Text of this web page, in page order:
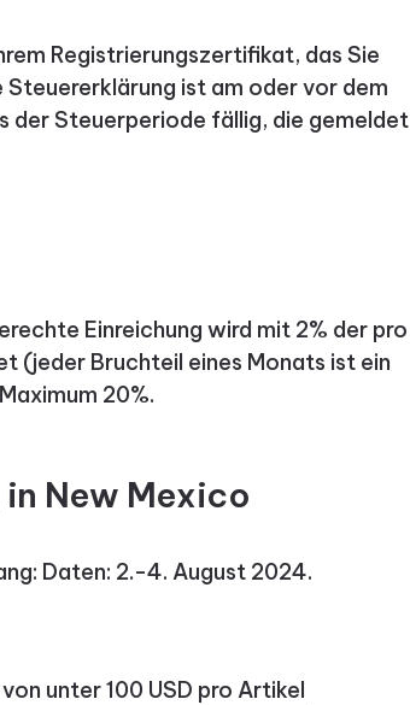
Registrierungszertifikat, das Sie
ist am oder vor dem
der Steuerperiode fällig, die gemeldet
Einreichung wird mit 2% der pro
(jeder Bruchteil eines Monats ist ein
20%.
New Mexico
Daten: 2.-4. August 2024.
unter 100 USD pro Artikel